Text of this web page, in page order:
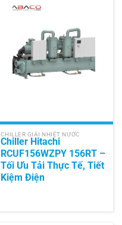
CHILLER GIẢI NHIỆT NƯỚC
Chiller Hitachi
RCUF156WZPY 156RT –
Tối Ưu Tải Thực Tế, Tiết
Kiệm Điện